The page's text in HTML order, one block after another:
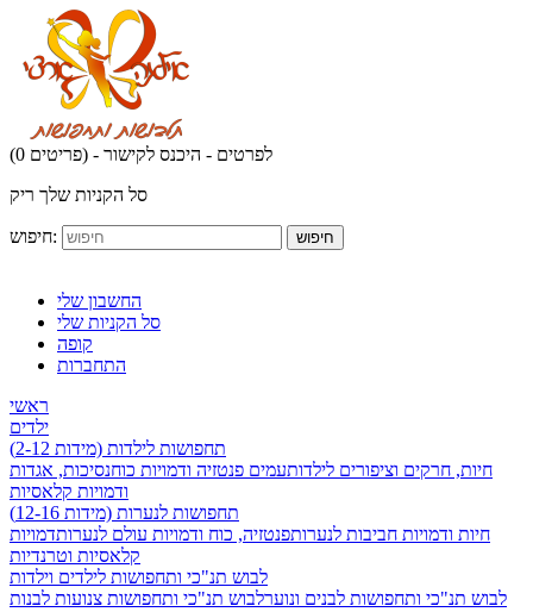
(0 פריטים) - לפרטים - היכנס לקישור
סל הקניות שלך ריק
חיפוש: חיפוש
החשבון שלי
סל הקניות שלי
קופה
התחברות
ראשי
ילדים
תחפושות לילדות (מידות 2-12)
חיות, חרקים וציפורים לילדותעמים פנטזיה ודמויות כוחנסיכות, אגדות
ודמויות קלאסיות
תחפושות לנערות (מידות 12-16)
חיות ודמויות חביבות לנערותפנטזיה, כוח ודמויות עולם לנערותדמויות
קלאסיות וטרנדיות
לבוש תנ"כי ותחפושות לילדים וילדות
לבוש תנ"כי ותחפושות לבנים ונוערלבוש תנ"כי ותחפושות צנועות לבנות